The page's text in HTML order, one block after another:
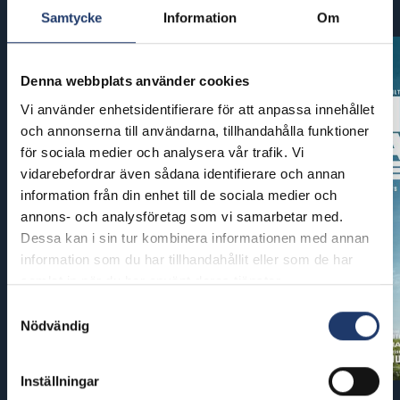
Samtycke Information Om
Denna webbplats använder cookies
Vi använder enhetsidentifierare för att anpassa innehållet
och annonserna till användarna, tillhandahålla funktioner
för sociala medier och analysera vår trafik. Vi
vidarebefordrar även sådana identifierare och annan
information från din enhet till de sociala medier och
annons- och analysföretag som vi samarbetar med.
Dessa kan i sin tur kombinera informationen med annan
information som du har tillhandahållit eller som de har
samlat in när du har använt deras tjänster.
Nödvändig
Inställningar